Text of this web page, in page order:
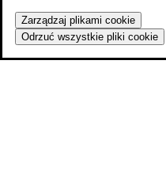
Zarządzaj plikami cookie
Odrzuć wszystkie pliki cookie